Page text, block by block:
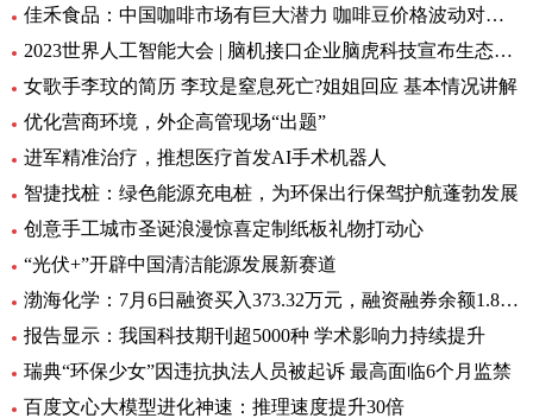
佳禾食品：中国咖啡市场有巨大潜力 咖啡豆价格波动对公司毛利率影响较小
2023世界人工智能大会 | 脑机接口企业脑虎科技宣布生态数据开源，今年已完成犬、猴动物实验，合作完成3项脑机接口植入临床手术
女歌手李玟的简历 李玟是窒息死亡?姐姐回应 基本情况讲解
优化营商环境，外企高管现场“出题”
进军精准治疗，推想医疗首发AI手术机器人
智捷找桩：绿色能源充电桩，为环保出行保驾护航蓬勃发展
创意手工城市圣诞浪漫惊喜定制纸板礼物打动心
“光伏+”开辟中国清洁能源发展新赛道
渤海化学：7月6日融资买入373.32万元，融资融券余额1.89亿元
报告显示：我国科技期刊超5000种 学术影响力持续提升
瑞典“环保少女”因违抗执法人员被起诉 最高面临6个月监禁
百度文心大模型进化神速：推理速度提升30倍